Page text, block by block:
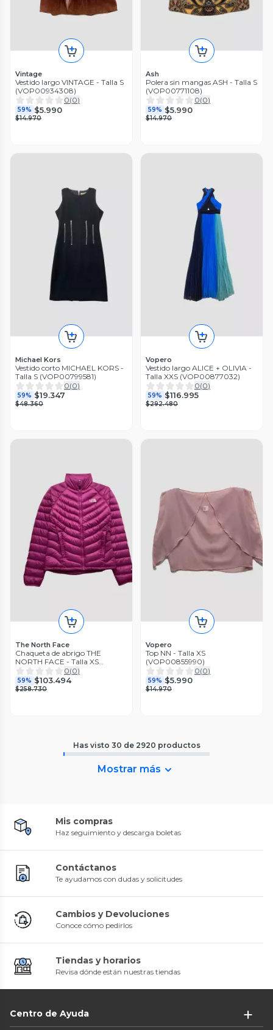
Vintage
Vestido largo VINTAGE - Talla S
(VOP00934308)
0(0)
59% $5.990
$14.970
Ash
Polera sin mangas ASH - Talla S
(VOP00771108)
0(0)
59% $5.990
$14.970
Michael Kors
Vestido corto MICHAEL KORS -
Talla S (VOP00799581)
0(0)
59% $19.347
$48.360
Vopero
Vestido largo ALICE + OLIVIA -
Talla XXS (VOP00877032)
0(0)
59% $116.995
$292.480
The North Face
Chaqueta de abrigo THE
NORTH FACE - Talla XS
(VOP00841463)
0(0)
59% $103.494
$258.730
Vopero
Top NN - Talla XS
(VOP00855990)
0(0)
59% $5.990
$14.970
Has visto 30 de 2920 productos
Mostrar más
Mis compras
Haz seguimiento y descarga boletas
Contáctanos
Te ayudamos con dudas y solicitudes
Cambios y Devoluciones
Conoce cómo pedirlos
Tiendas y horarios
Revisa dónde están nuestras tiendas
Centro de Ayuda